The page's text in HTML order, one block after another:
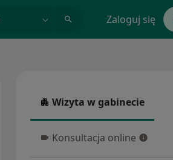
Zaloguj się
Wizyta w gabinecie
Wizyta w gabinecie
Konsultacja online
Konsultacja online